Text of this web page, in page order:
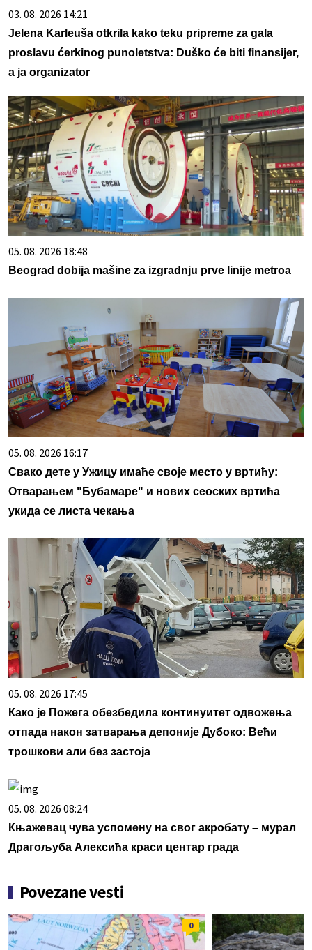
03. 08. 2026 14:21
Jelena Karleuša otkrila kako teku pripreme za gala
proslavu ćerkinog punoletstva: Duško će biti finansijer,
a ja organizator
05. 08. 2026 18:48
Beograd dobija mašine za izgradnju prve linije metroa
05. 08. 2026 16:17
Свако дете у Ужицу имаће своје место у вртићу:
Отварањем "Бубамаре" и нових сеоских вртића
укида се листа чекања
05. 08. 2026 17:45
Како је Пожега обезбедила континуитет одвожења
отпада након затварања депоније Дубоко: Већи
трошкови али без застоја
05. 08. 2026 08:24
Књажевац чува успомену на свог акробату – мурал
Драгoљуба Алексића краси центар града
Povezane vesti
0